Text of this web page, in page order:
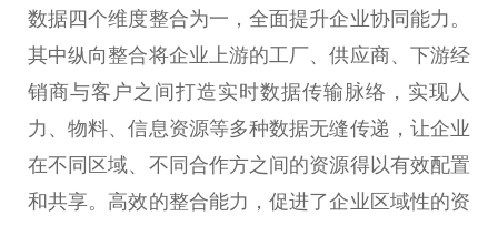
数据四个维度整合为一，全面提升企业协同能力。
其中纵向整合将企业上游的工厂、供应商、下游经
销商与客户之间打造实时数据传输脉络，实现人
力、物料、信息资源等多种数据无缝传递，让企业
在不同区域、不同合作方之间的资源得以有效配置
和共享。高效的整合能力，促进了企业区域性的资